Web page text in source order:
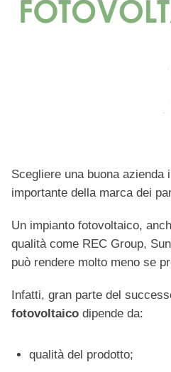
Scegliere una buona
importante della marca dei
Un impianto fotovoltaico,
qualità come REC Group,
può rendere molto meno se
Infatti, gran parte del
fotovoltaico dipende da:
qualità del prodotto;